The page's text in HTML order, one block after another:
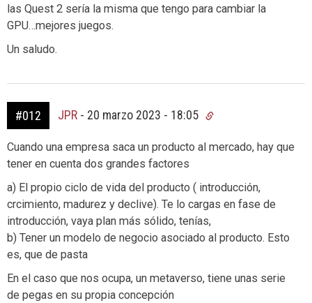
las Quest 2 sería la misma que tengo para cambiar la
GPU…mejores juegos.
Un saludo.
#012 JPR - 20 marzo 2023 - 18:05
Cuando una empresa saca un producto al mercado, hay que
tener en cuenta dos grandes factores
a) El propio ciclo de vida del producto ( introducción,
crcimiento, madurez y declive). Te lo cargas en fase de
introducción, vaya plan más sólido, tenías,
b) Tener un modelo de negocio asociado al producto. Esto
es, que de pasta
En el caso que nos ocupa, un metaverso, tiene unas serie
de pegas en su propia concepción